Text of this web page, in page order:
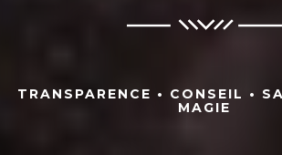
TRANSPARENCE • CONSEIL •
MAGIE